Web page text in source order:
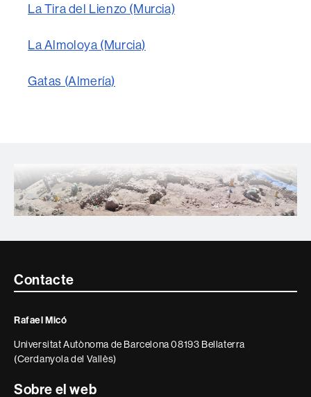
La Tira del Lienzo (Murcia)
La Almoloya (Murcia)
Gatas (Almería)
Contacte
informació
legal
Contacte
Rafael Micó
Universitat Autònoma de Barcelona 08193 Bellaterra
(Cerdanyola del Vallès)
Sobre el web